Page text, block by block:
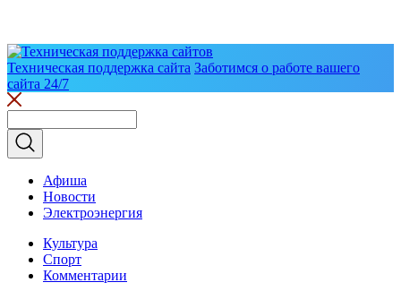
Техническая поддержка сайта Заботимся о работе вашего
сайта 24/7
Афиша
Новости
Электроэнергия
Культура
Спорт
Комментарии